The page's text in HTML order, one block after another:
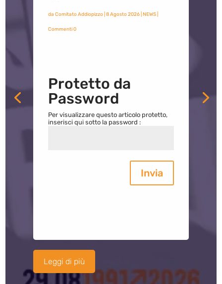
da Comitato Addiopizzo| 8 Agosto 2026| NEWS|
Commenti 0
Protetto da
Password
Per visualizzare questo articolo protetto,
inserisci qui sotto la password :
Invia
Leggi di più